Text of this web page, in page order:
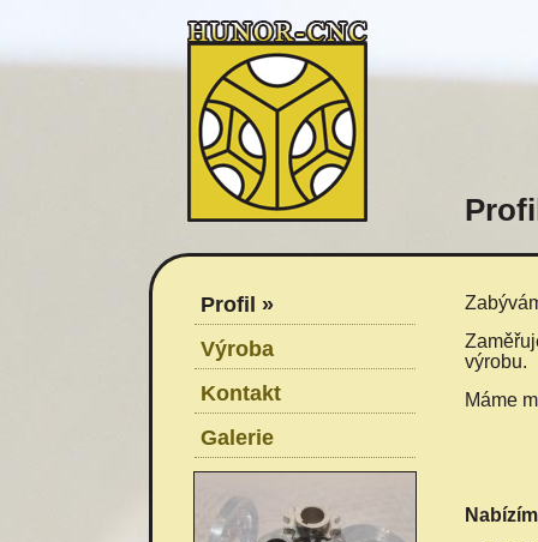
výrobu.
Máme
Profil »
Výroba
Kontakt
Galerie